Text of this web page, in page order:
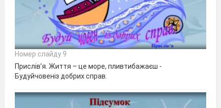
Номер слайду 9
Прислів’я. Життя – це море, пливтибажаєш -
Будуйчовеніз добрих справ.